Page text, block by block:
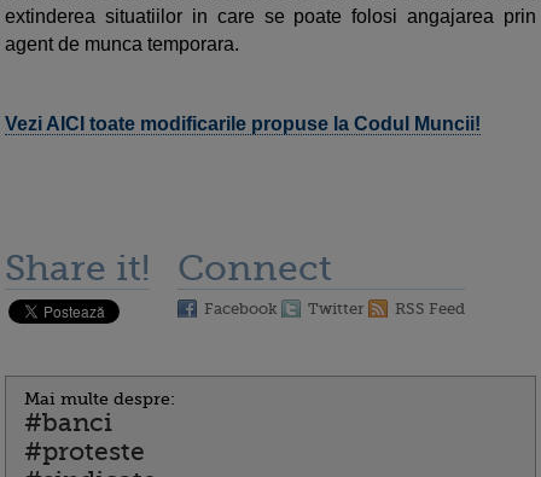
extinderea situatiilor in care se poate folosi angajarea prin
agent de munca temporara.
Vezi AICI toate modificarile propuse la Codul Muncii!
Share it! Connect
Facebook Twitter RSS Feed
Mai multe despre:
#banci
#proteste